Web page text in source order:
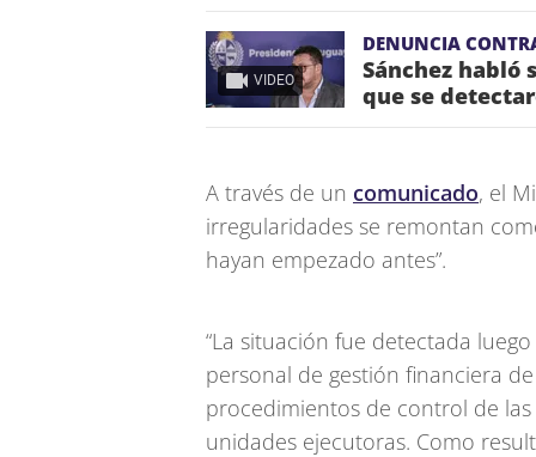
VIDEO
DENUNCIA
Sánchez habló
que se
A través de un comunicado, el
irregularidades se remontan
hayan empezado antes”.
“La situación fue detectada
personal de gestión financiera
procedimientos de control de
unidades ejecutoras. Como